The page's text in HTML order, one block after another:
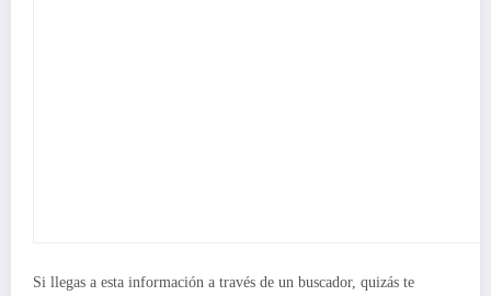
Si llegas a esta información a través de un buscador, quizás te